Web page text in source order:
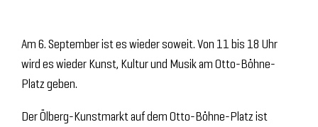
Am 6. September ist es wieder soweit. Von 11 bis 18 Uhr
wird es wieder Kunst, Kultur und Musik am Otto-Böhne-
Platz geben.
Der Ölberg-Kunstmarkt auf dem Otto-Böhne-Platz ist